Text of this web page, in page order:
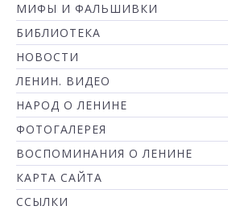
МИФЫ И ФАЛЬШИВКИ
БИБЛИОТЕКА
НОВОСТИ
ЛЕНИН. ВИДЕО
НАРОД О ЛЕНИНЕ
ФОТОГАЛЕРЕЯ
ВОСПОМИНАНИЯ О ЛЕНИНЕ
КАРТА САЙТА
ССЫЛКИ